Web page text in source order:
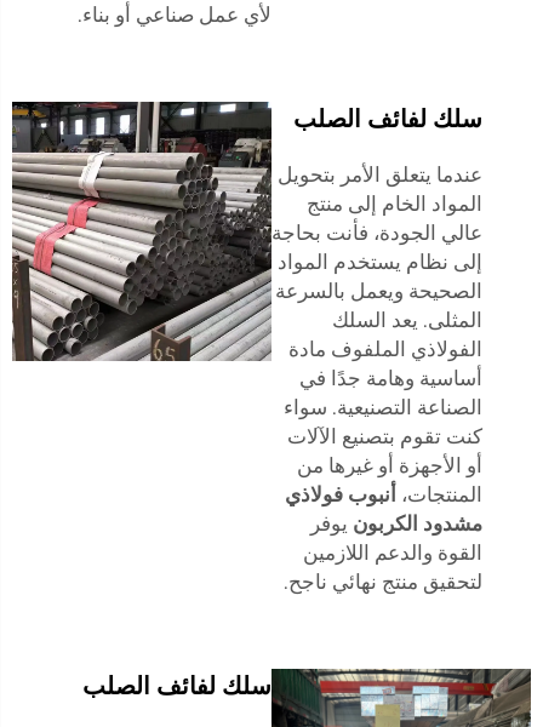
لأي عمل صناعي أو بناء.
سلك لفائف الصلب
عندما يتعلق الأمر بتحويل
المواد الخام إلى منتج
عالي الجودة، فأنت بحاجة
إلى نظام يستخدم المواد
الصحيحة ويعمل بالسرعة
المثلى. يعد السلك
الفولاذي الملفوف مادة
أساسية وهامة جدًا في
الصناعة التصنيعية. سواء
كنت تقوم بتصنيع الآلات
أو الأجهزة أو غيرها من
المنتجات، أنبوب فولاذي
مشدود الكربون يوفر
القوة والدعم اللازمين
لتحقيق منتج نهائي ناجح.
سلك لفائف الصلب